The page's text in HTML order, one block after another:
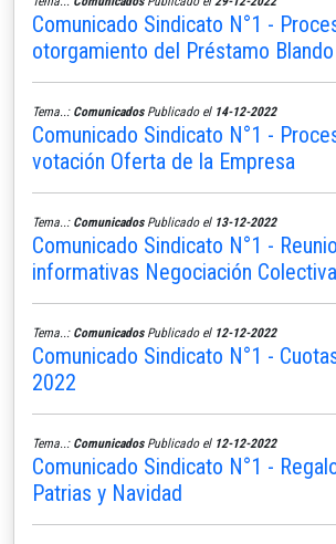
Comunicado Sindicato N°1 -
otorgamiento del Préstamo Blando
Tema..: ComunicadosPublicado el 14-12-2022
Comunicado Sindicato N°1 -
votación Oferta de la Empresa
Tema..: ComunicadosPublicado el 13-12-2022
Comunicado Sindicato N°1 -
informativas Negociación Colectiva
Tema..: ComunicadosPublicado el 12-12-2022
Comunicado Sindicato N°1 -
2022
Tema..: ComunicadosPublicado el 12-12-2022
Comunicado Sindicato N°1 -
Patrias y Navidad